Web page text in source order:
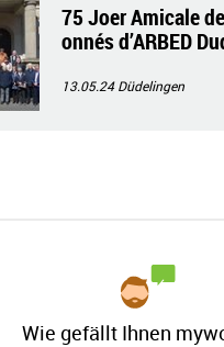
75 Joer Amicale
onnés d’ARBED
13.05.24Düdelingen
Wie gefällt Ihnen